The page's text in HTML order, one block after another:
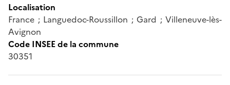
Localisation
France ; Languedoc-Roussillon ; Gard ; Villeneuve-lès-
Avignon
Code INSEE de la commune
30351